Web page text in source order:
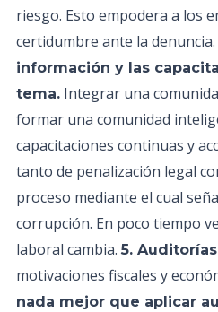
riesgo. Esto empodera a los
certidumbre ante la denuncia.
información y las
tema. Integrar una
formar una comunidad
capacitaciones continuas y
tanto de penalización legal
proceso mediante el cual
corrupción. En poco tiempo
laboral cambia.5.
motivaciones fiscales y
nada mejor que aplicar